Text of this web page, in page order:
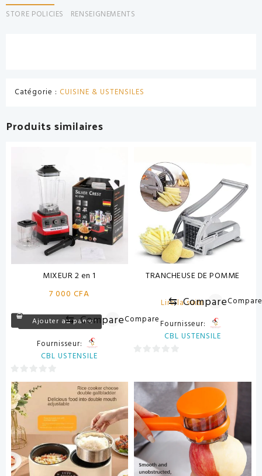
STORE POLICIES
RENSEIGNEMENTS
Catégorie : CUISINE & USTENSILES
Produits similaires
MIXEUR 2 en 1
7 000CFA
Ajouter au panier
⇆ CompareCompare
Fournisseur:
CBL USTENSILE
0
sur
5
TRANCHEUSE DE POMME
Lire la suite
⇆ Compare
Fournisseur:
CBL USTENSILE
5